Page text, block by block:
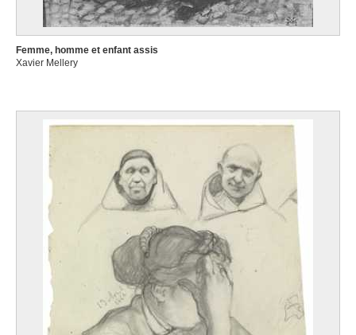
Femme, homme et enfant assis
Xavier Mellery